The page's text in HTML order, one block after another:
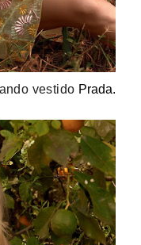
vestido Prada.